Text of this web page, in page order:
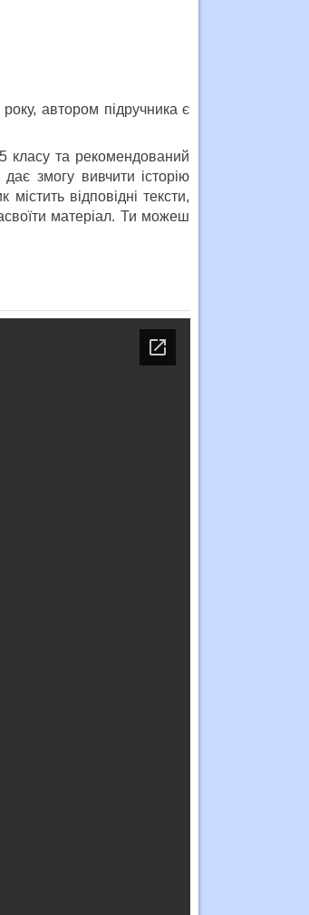
автором підручника є
5 класу та рекомендований
змогу вивчити історію
відповідні тексти,
матеріал. Ти можеш